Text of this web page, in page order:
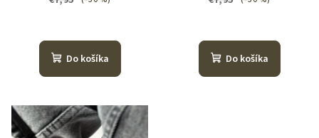
Do košíka Do košíka